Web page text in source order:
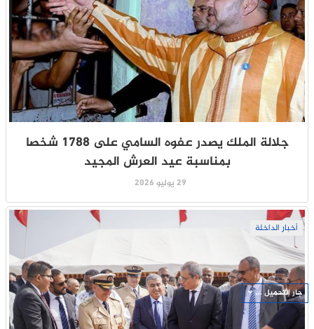
جلالة الملك يصدر عفوه السامي على 1788 شخصا
بمناسبة عيد العرش المجيد
29 يوليو 2026
أخبار الداخلة
جار التحميل ...